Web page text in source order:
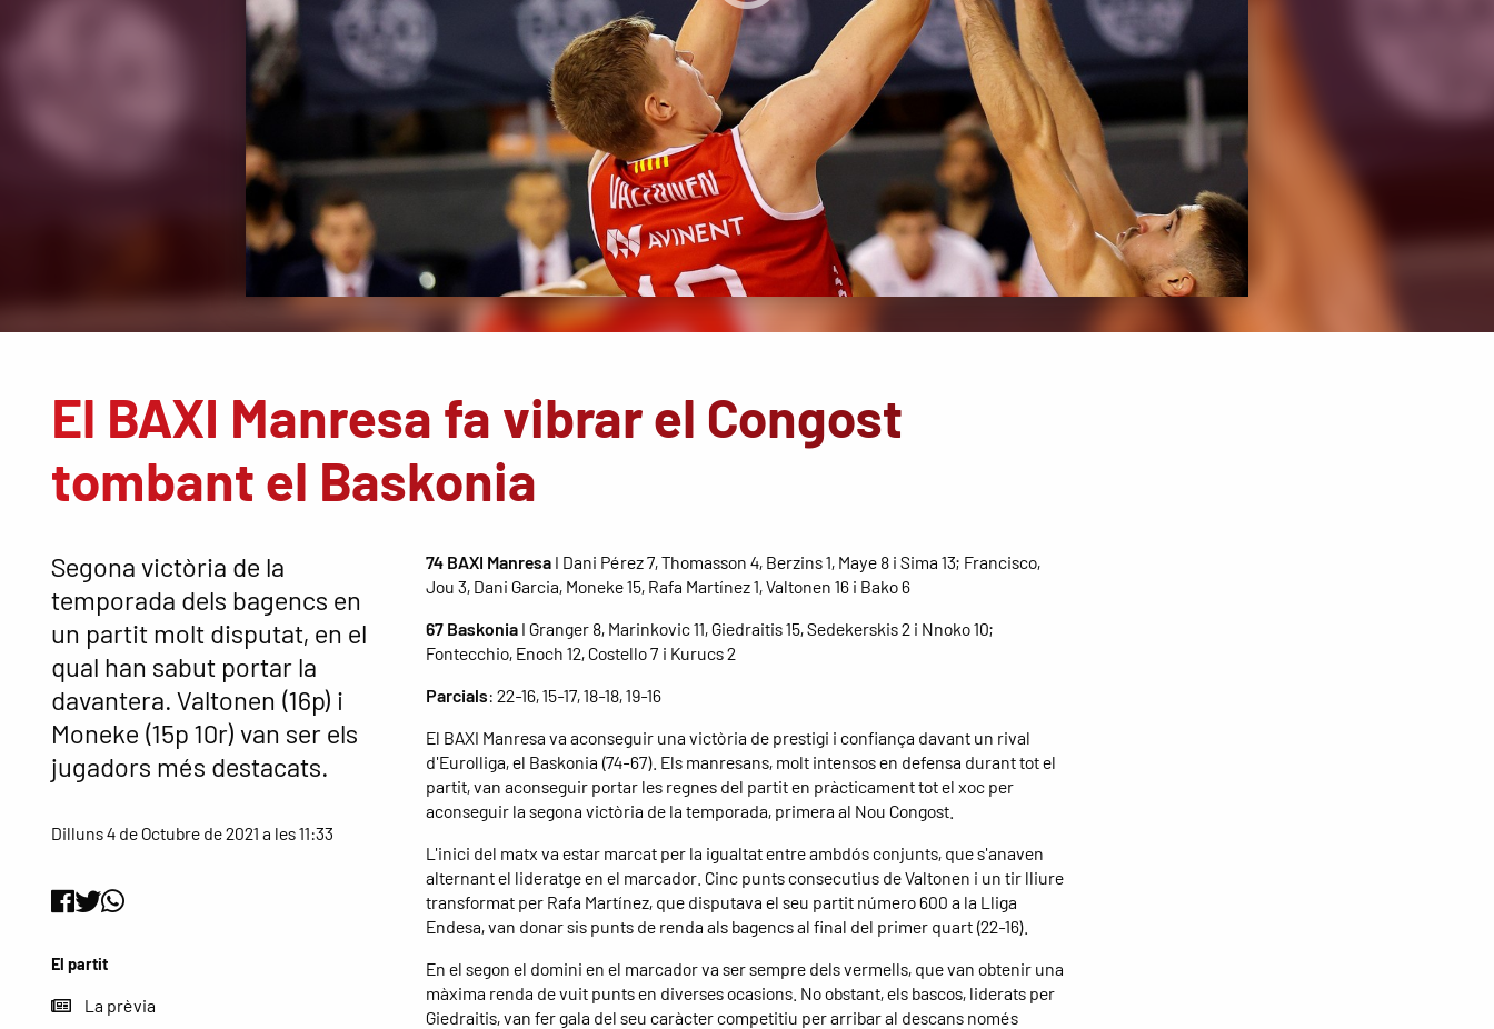
El BAXI Manresa fa vibrar el Congost
tombant el Baskonia
Segona victòria de la
temporada dels bagencs en
un partit molt disputat, en el
qual han sabut portar la
davantera. Valtonen (16p) i
Moneke (15p 10r) van ser els
jugadors més destacats.
Dilluns 4 de Octubre de 2021 a les 11:33
El partit
La prèvia
74 BAXI ManresaI Dani Pérez 7, Thomasson 4, Berzins 1, Maye 8 i Sima 13; Francisco,
Jou 3, Dani Garcia, Moneke 15, Rafa Martínez 1, Valtonen 16 i Bako 6
67 BaskoniaI Granger 8, Marinkovic 11, Giedraitis 15, Sedekerskis 2 i Nnoko 10;
Fontecchio, Enoch 12, Costello 7 i Kurucs 2
Parcials: 22-16, 15-17, 18-18, 19-16
El BAXI Manresa va aconseguir una victòria de prestigi i confiança davant un rival
d'Eurolliga, el Baskonia (74-67). Els manresans, molt intensos en defensa durant tot el
partit, van aconseguir portar les regnes del partit en pràcticament tot el xoc per
aconseguir la segona victòria de la temporada, primera al Nou Congost.
L'inici del matx va estar marcat per la igualtat entre ambdós conjunts, que s'anaven
alternant el lideratge en el marcador. Cinc punts consecutius de Valtonen i un tir lliure
transformat per Rafa Martínez, que disputava el seu partit número 600 a la Lliga
Endesa, van donar sis punts de renda als bagencs al final del primer quart (22-16).
En el segon el domini en el marcador va ser sempre dels vermells, que van obtenir una
màxima renda de vuit punts en diverses ocasions. No obstant, els bascos, liderats per
Giedraitis, van fer gala del seu caràcter competitiu per arribar al descans només